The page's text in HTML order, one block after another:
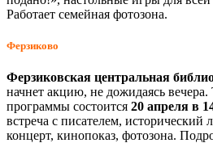
Работает семейная фотозона.
Ферзиково
Ферзиковская центральная
начнет акцию, не дожидаясь
программы состоится 20 апреля в
встреча с писателем, исторический
концерт, кинопоказ, фотозона.